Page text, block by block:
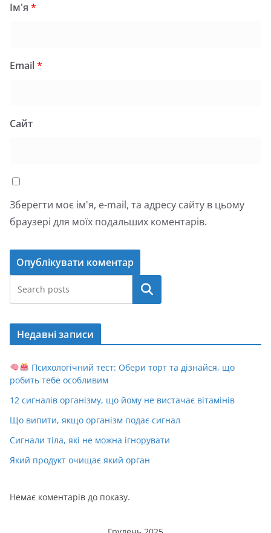
Ім'я *
Email*
Сайт
Зберегти моє ім'я, e-mail, та адресу сайту в цьому
браузері для моїх подальших коментарів.
Пошук
Недавні записи
Психологічний тест: Обери торт та дізнайся, що
робить тебе особливим
12 сигналів організму, що йому не вистачає вітамінів
Що випити, якщо організм подає сигнал
Сигнали тіла, які не можна ігнорувати
Який продукт очищає який орган
Немає коментарів до показу.